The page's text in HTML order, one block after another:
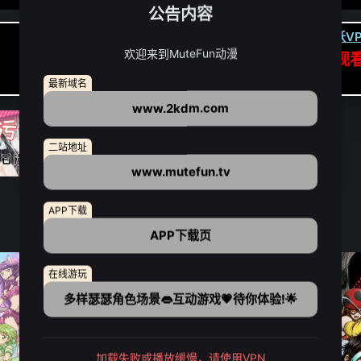
下载虎跃
APP高速专线可前往APP观
公告内容
欢迎来到MuteFun动漫
最新域名
www.2kdm.com
二站地址
www.mutefun.tv
APP下载
APP下载页
在线游玩
多样瑟瑟角色场景👄互动游戏💗待你体验!🌟
加载失败或播放缓慢，请使用VPN